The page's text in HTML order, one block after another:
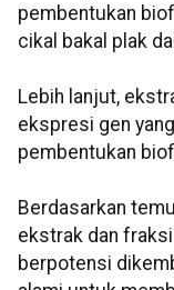
pembentukan
cikal bakal plak
Lebih lanjut,
ekspresi gen
pembentukan
Berdasarkan
ekstrak dan
berpotensi